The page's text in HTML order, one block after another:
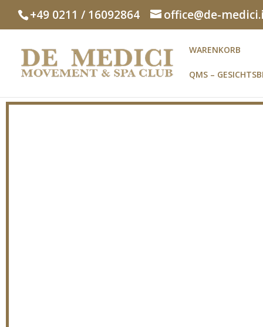
+49 0211 / 16092864 office@de-
WARENKORB
QMS –